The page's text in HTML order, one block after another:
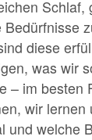
Schlaf,
Bedürfnisse
diese
was wir
– im besten
wir lernen
und welche